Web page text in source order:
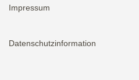
Impressum
Datenschutzinformation